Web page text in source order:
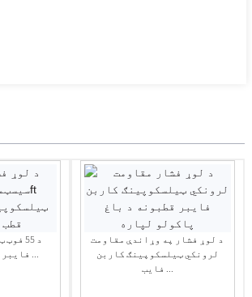
د 55
د لوړ فشار په وړاندې مقاومت
لرونکي ټیلسکوپینګ کاربن